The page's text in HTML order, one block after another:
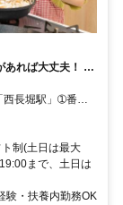
あれば大丈夫！ 栄
とも両立できま
制(土日は最大
まで、土日は
験・扶養内勤務OK